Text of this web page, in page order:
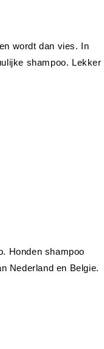
wordt dan vies. In
shampoo. Lekker